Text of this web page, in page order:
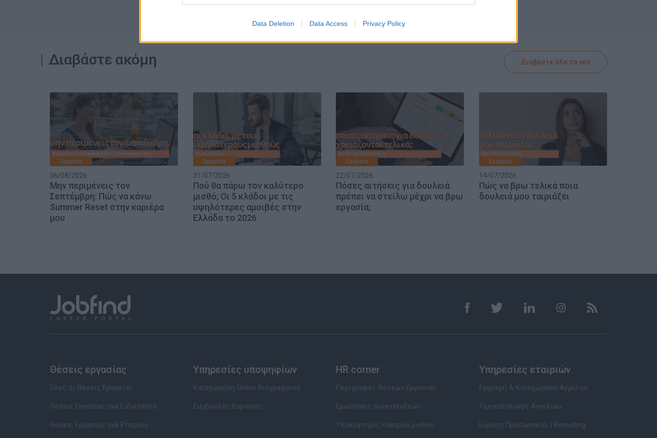
Data Deletion Data Access Privacy Policy
Διαβάστε ακόμη Διαβάστε όλα τα νέα
Εργασία
06/08/2026
Μην περιμένεις τον
Σεπτέμβρη: Πώς να κάνω
Summer Reset στην καριέρα
μου
Εργασία
31/07/2026
Πού θα πάρω τον καλύτερο
μισθό; Οι 5 κλάδοι με τις
υψηλότερες αμοιβές στην
Ελλάδα το 2026
Εργασία
22/07/2026
Πόσες αιτήσεις για δουλειά
πρέπει να στείλω μέχρι να βρω
εργασία;
Εργασία
14/07/2026
Πώς να βρω τελικά ποια
δουλειά μου ταιριάζει
Θέσεις εργασίας
Όλες οι Θέσεις Εργασίας
Θέσεις Εργασίας ανά Ειδικότητα
Θέσεις Εργασίας ανά Εταιρεία
Υπηρεσίες υποψηφίων
Καταχώρηση Online Βιογραφικού
Συμβουλές Καριέρας
HR corner
Περιγραφές Θέσεων Εργασίας
Ερωτήσεις συνεντεύξεων
Υπολογισμός καθαρού μισθού
Υπηρεσίες εταιριών
Εγγραφή & Καταχώρηση Αγγελίας
Τιμοκατάλογος Αγγελιών
Εύρεση Προσωπικού | Recruiting